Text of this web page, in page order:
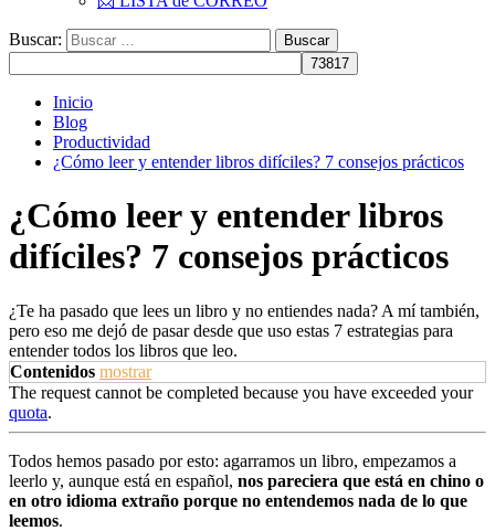
Buscar:
Inicio
Blog
Productividad
¿Cómo leer y entender libros difíciles? 7 consejos prácticos
¿Cómo leer y entender libros
difíciles? 7 consejos prácticos
¿Te ha pasado que lees un libro y no entiendes nada? A mí también,
pero eso me dejó de pasar desde que uso estas 7 estrategias para
entender todos los libros que leo.
Contenidos mostrar
The request cannot be completed because you have exceeded your
quota.
Todos hemos pasado por esto: agarramos un libro, empezamos a
leerlo y, aunque está en español, nos pareciera que está en chino o
en otro idioma extraño porque no entendemos nada de lo que
leemos.